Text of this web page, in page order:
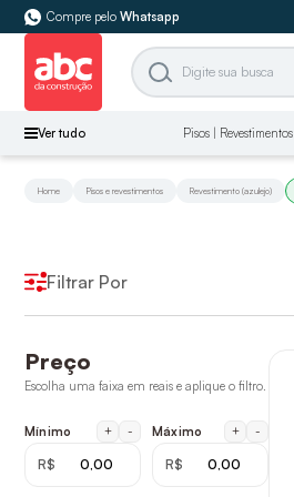
Compre pelo Whatsapp
Ver tudo Pisos | Revestimentos
Home Pisos e revestimentos Revestimento (azulejo)
Filtrar Por
Preço
Escolha uma faixa em reais e aplique o filtro.
Mínimo + -
R$
Máximo + -
R$